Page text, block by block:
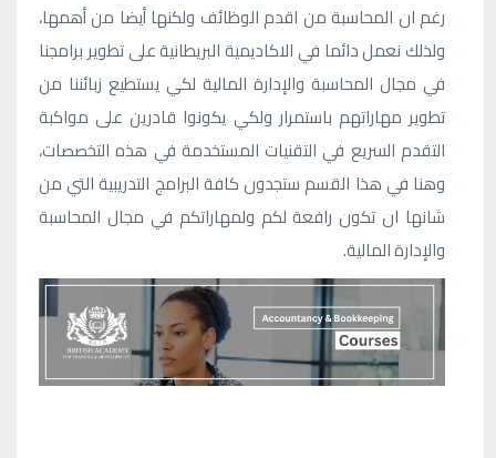
رغم ان المحاسبة من اقدم الوظائف ولكنها أيضا من أهمها،
ولذلك نعمل دائما في الاكاديمية البريطانية على تطوير برامجنا
في مجال المحاسبة والإدارة المالية لكي يستطيع زبائننا من
تطوير مهاراتهم باستمرار ولكي يكونوا قادرين على مواكبة
التقدم السريع في التقنيات المستخدمة في هذه التخصصات،
وهنا في هذا القسم ستجدون كافة البرامج التدريبية التي من
شانها ان تكون رافعة لكم ولمهاراتكم في مجال المحاسبة
والإدارة المالية.